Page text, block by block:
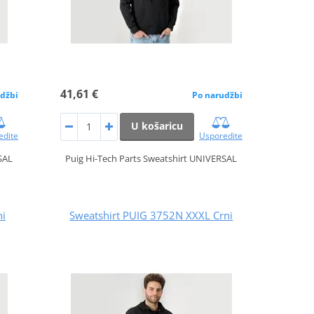
41,61 € Po narudžbi
U košaricu
Usporedite
Puig Hi-Tech Parts Sweatshirt UNIVERSAL
Sweatshirt PUIG 3752N XXXL Crni